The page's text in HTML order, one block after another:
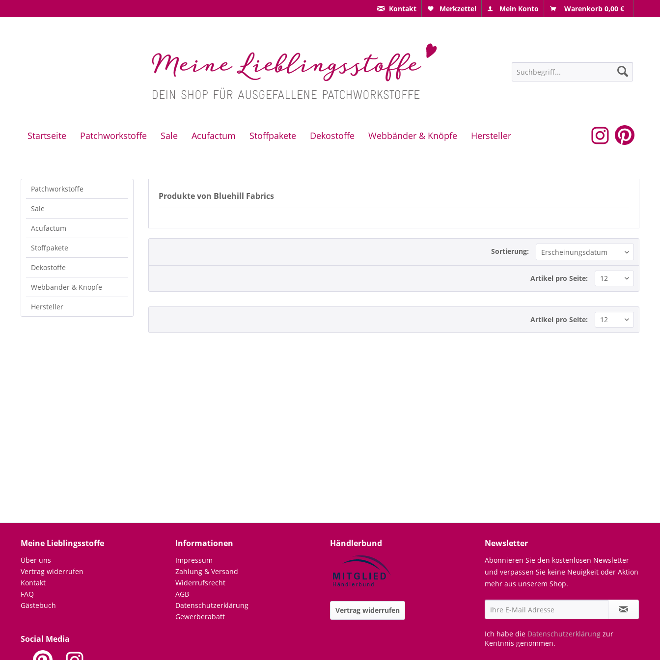
Kontakt Merkzettel Mein Konto Warenkorb 0,00 €
Startseite Patchworkstoffe Sale Acufactum Stoffpakete Dekostoffe Webbänder & Knöpfe Hersteller
Patchworkstoffe
Sale
Acufactum
Stoffpakete
Dekostoffe
Webbänder & Knöpfe
Hersteller
Produkte von Bluehill Fabrics
Sortierung:
Artikel pro Seite:
Artikel pro Seite:
Meine Lieblingsstoffe
Über uns
Vertrag widerrufen
Kontakt
FAQ
Gästebuch
Social Media
Informationen
Impressum
Zahlung & Versand
Widerrufsrecht
AGB
Datenschutzerklärung
Gewerberabatt
Händlerbund
Vertrag widerrufen
Newsletter
Abonnieren Sie den kostenlosen Newsletter
und verpassen Sie keine Neuigkeit oder Aktion
mehr aus unserem Shop.
Ich habe die Datenschutzerklärung zur
Kentnnis genommen.